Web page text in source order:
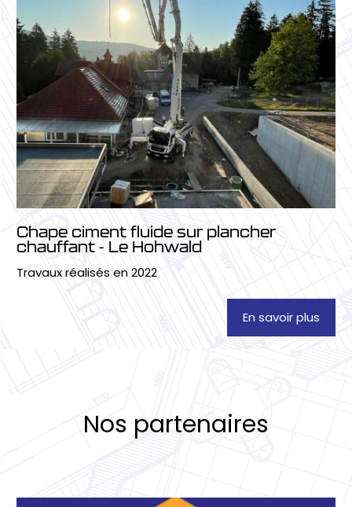
Chape ciment fluide sur plancher
chauffant - Le Hohwald
Travaux réalisés en 2022
En savoir plus
Nos partenaires